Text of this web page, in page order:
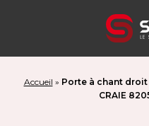
Accueil » Porte à chant
CRAIE